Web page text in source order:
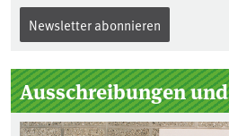
Newsletter abonnieren
Ausschreibungen